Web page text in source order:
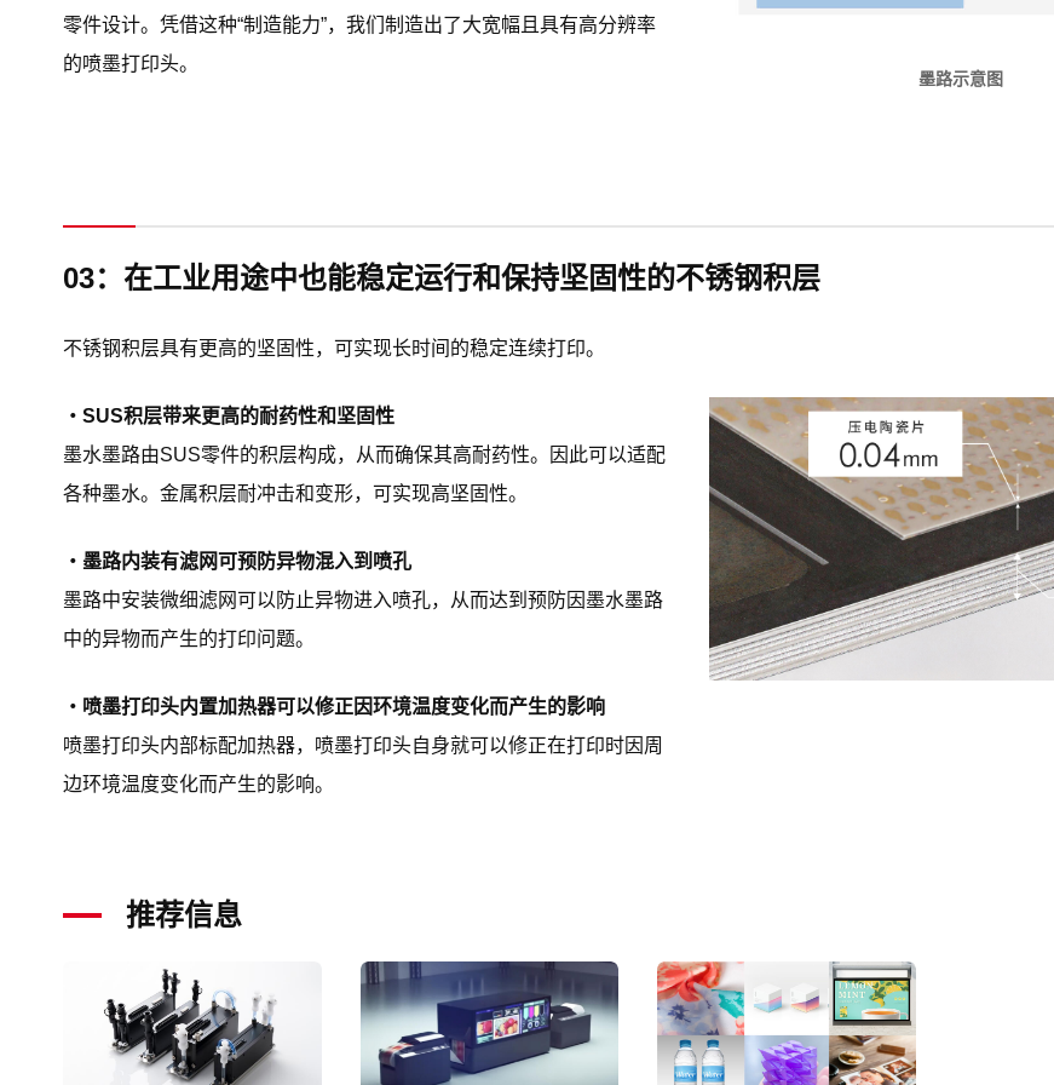
墨路示意图
零件设计。凭借这种“制造能力”，我们制造出了大宽幅且具有高分辨率
的喷墨打印头。
03： 在工业用途中也能稳定运行和保持坚固性的不锈钢积层
不锈钢积层具有更高的坚固性，可实现长时间的稳定连续打印。
・SUS积层带来更高的耐药性和坚固性
墨水墨路由SUS零件的积层构成，从而确保其高耐药性。因此可以适配
各种墨水。金属积层耐冲击和变形，可实现高坚固性。
・墨路内装有滤网可预防异物混入到喷孔
墨路中安装微细滤网可以防止异物进入喷孔，从而达到预防因墨水墨路
中的异物而产生的打印问题。
・喷墨打印头内置加热器可以修正因环境温度变化而产生的影响
喷墨打印头内部标配加热器，喷墨打印头自身就可以修正在打印时因周
边环境温度变化而产生的影响。
推荐信息